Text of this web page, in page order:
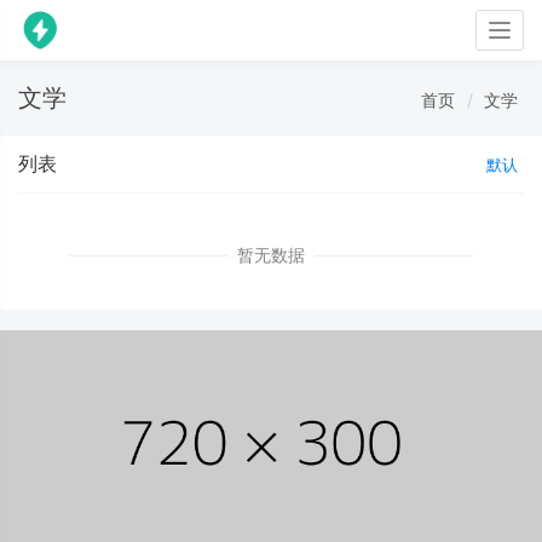
文学 首页 文学
列表 默认
暂无数据